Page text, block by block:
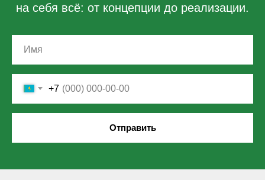
на себя всё: от концепции до реализации.
+7
Отправить